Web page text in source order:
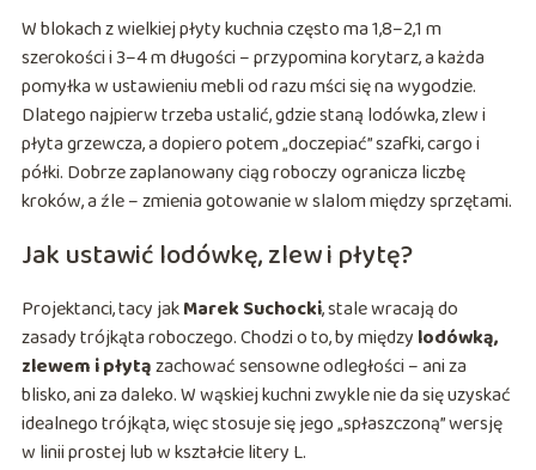
W blokach z wielkiej płyty kuchnia często ma 1,8–2,1 m
szerokości i 3–4 m długości – przypomina korytarz, a każda
pomyłka w ustawieniu mebli od razu mści się na wygodzie.
Dlatego najpierw trzeba ustalić, gdzie staną lodówka, zlew i
płyta grzewcza, a dopiero potem „doczepiać” szafki, cargo i
półki. Dobrze zaplanowany ciąg roboczy ogranicza liczbę
kroków, a źle – zmienia gotowanie w slalom między sprzętami.
Jak ustawić lodówkę, zlew i płytę?
Projektanci, tacy jakMarek Suchocki, stale wracają do
zasady trójkąta roboczego. Chodzi o to, by między lodówką,
zlewem i płytązachować sensowne odległości – ani za
blisko, ani za daleko. W wąskiej kuchni zwykle nie da się uzyskać
idealnego trójkąta, więc stosuje się jego „spłaszczoną” wersję
w linii prostej lub w kształcie litery L.